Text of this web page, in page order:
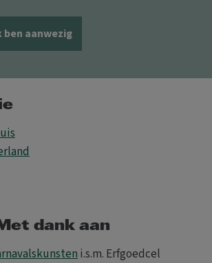
ben aanwezig
dank aan
i.s.m. Erfgoedcel